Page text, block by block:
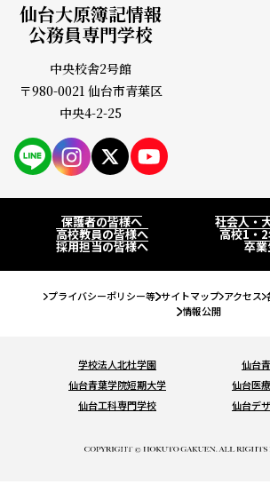
訪問者別メニュー
保護者の皆様へ
社会人・大学生の皆様へ
高校教員の皆様へ
高校1・2年生の皆様へ
卒業生の方へ
仙台大原ってこんな学校
学校紹介
公務員・就職・資格に強い10の理由
学生紹介
キャンパスライフ
公務員系
事務系
IT・ビジネス系
公務員・就職・資格実績
公務員合格実績
資格・検定合格実績
入試・学費・特待生制度
コンビニ決済（選考料）
オープンキャンパスに申し込む
仙台大原簿記情報
公務員専門学校
中央校舎2号館
〒980-0021 仙台市青葉区
中央4-2-25
保護者の皆様へ 社会人・
高校教員の皆様へ 高校1・
採用担当の皆様へ 卒
プライバシーポリシー等 サイトマップ アクセス
情報公開
学校法人北杜学園
仙台
仙台青葉学院短期大学
仙台医
仙台工科専門学校
仙台デ